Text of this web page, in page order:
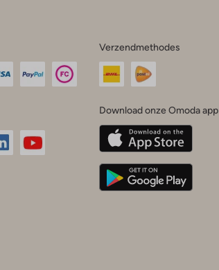
Verzendmethodes
Download onze Omoda app